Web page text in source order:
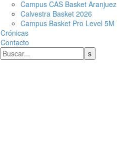
Campus CAS Basket Aranjuez
Calvestra Basket 2026
Campus Basket Pro Level 5M
Crónicas
Contacto